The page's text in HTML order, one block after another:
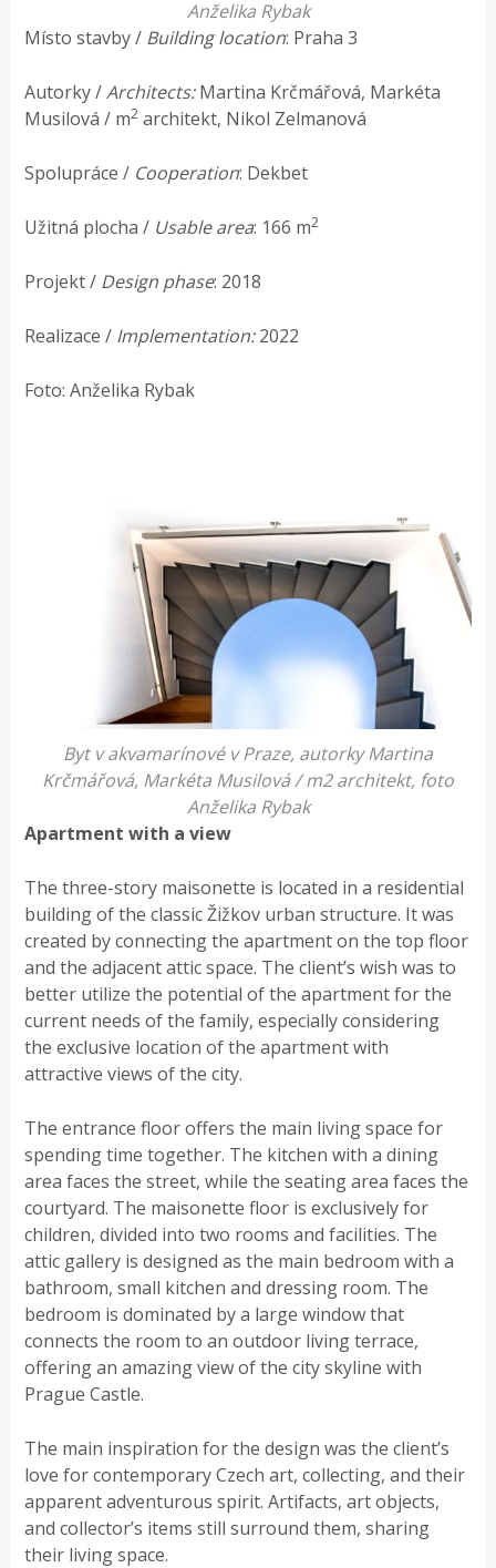
Anželika Rybak
Místo stavby / Building location: Praha 3
Autorky /Architects:Martina Krčmářová, Markéta
Musilová / m2 architekt, Nikol Zelmanová
Spolupráce / Cooperation: Dekbet
Užitná plocha / Usable area: 166 m2
Projekt / Design phase: 2018
Realizace / Implementation:2022
Foto: Anželika Rybak
Byt v akvamarínové v Praze, autorky Martina
Krčmářová, Markéta Musilová / m2 architekt, foto
Anželika Rybak
Apartment with a view
The three-story maisonette is located in a residential
building of the classic Žižkov urban structure. It was
created by connecting the apartment on the top floor
and the adjacent attic space. The client’s wish was to
better utilize the potential of the apartment for the
current needs of the family, especially considering
the exclusive location of the apartment with
attractive views of the city.
The entrance floor offers the main living space for
spending time together. The kitchen with a dining
area faces the street, while the seating area faces the
courtyard. The maisonette floor is exclusively for
children, divided into two rooms and facilities. The
attic gallery is designed as the main bedroom with a
bathroom, small kitchen and dressing room. The
bedroom is dominated by a large window that
connects the room to an outdoor living terrace,
offering an amazing view of the city skyline with
Prague Castle.
The main inspiration for the design was the client’s
love for contemporary Czech art, collecting, and their
apparent adventurous spirit. Artifacts, art objects,
and collector’s items still surround them, sharing
their living space.